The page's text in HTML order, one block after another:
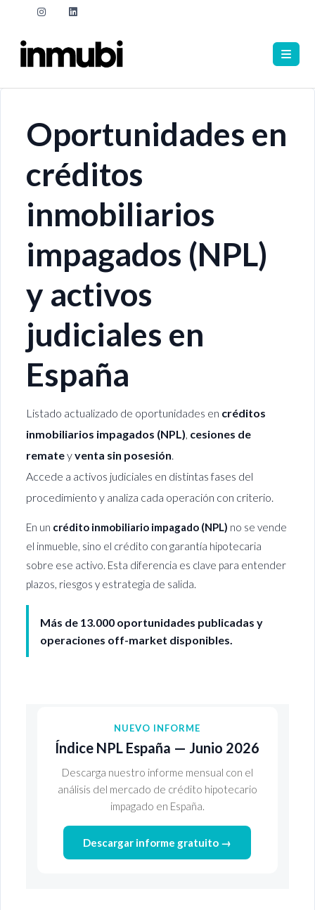
Oportunidades en
créditos
inmobiliarios
impagados (NPL)
y activos
judiciales en
España
Listado actualizado de oportunidades en créditos
inmobiliarios impagados (NPL), cesiones de
remateyventa sin posesión.
Accede a activos judiciales en distintas fases del
procedimiento y analiza cada operación con criterio.
En un crédito inmobiliario impagado (NPL) no se vende
el inmueble, sino el crédito con garantía hipotecaria
sobre ese activo. Esta diferencia es clave para entender
plazos, riesgos y estrategia de salida.
Más de 13.000 oportunidades publicadas y
operaciones off-market disponibles.
NUEVO INFORME
Índice NPL España — Junio 2026
Descarga nuestro informe mensual con el
análisis del mercado de crédito hipotecario
impagado en España.
Descargar informe gratuito →